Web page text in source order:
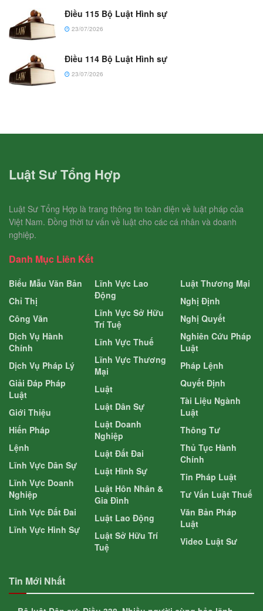
Điều 115 Bộ Luật Hình sự
23/07/2026
Điều 114 Bộ Luật Hình sự
23/07/2026
Luật Sư Tổng Hợp
Luật Sư Tổng Hợp là trang thông tin toàn diện về luật pháp của
Việt Nam. Đồng thời tư vấn về luật cho các cá nhân và doanh
nghiệp.
Danh Mục Liên Kết
Biểu Mẫu Văn Bản
Chỉ Thị
Công Văn
Dịch Vụ Hành
Chính
Dịch Vụ Pháp Lý
Giải Đáp Pháp
Luật
Giới Thiệu
Hiến Pháp
Lệnh
Lĩnh Vực Dân Sự
Lĩnh Vực Doanh
Nghiệp
Lĩnh Vực Đất Đai
Lĩnh Vực Hình Sự
Lĩnh Vực Lao
Động
Lĩnh Vực Sở Hữu
Trí Tuệ
Lĩnh Vực Thuế
Lĩnh Vực Thương
Mại
Luật
Luật Dân Sự
Luật Doanh
Nghiệp
Luật Đất Đai
Luật Hình Sự
Luật Hôn Nhân &
Gia Đình
Luật Lao Động
Luật Sở Hữu Trí
Tuệ
Luật Thương Mại
Nghị Định
Nghị Quyết
Nghiên Cứu Pháp
Luật
Pháp Lệnh
Quyết Định
Tài Liệu Ngành
Luật
Thông Tư
Thủ Tục Hành
Chính
Tin Pháp Luật
Tư Vấn Luật Thuế
Văn Bản Pháp
Luật
Video Luật Sư
Tin Mới Nhất